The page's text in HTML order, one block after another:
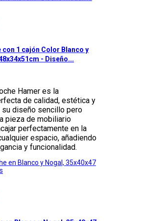
con 1 cajón Color Blanco y
- Diseño...
Hamer es la
de calidad, estética y
su diseño sencillo pero
pieza de mobiliario
perfectamente en la
espacio, añadiendo
y funcionalidad.